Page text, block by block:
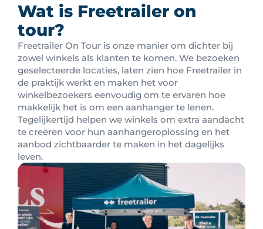
Wat is Freetrailer on
tour?
Freetrailer On Tour is onze manier om dichter bij
zowel winkels als klanten te komen. We bezoeken
geselecteerde locaties, laten zien hoe Freetrailer in
de praktijk werkt en maken het voor
winkelbezoekers eenvoudig om te ervaren hoe
makkelijk het is om een aanhanger te lenen.
Tegelijkertijd helpen we winkels om extra aandacht
te creëren voor hun aanhangeroplossing en het
aanbod zichtbaarder te maken in het dagelijks
leven.